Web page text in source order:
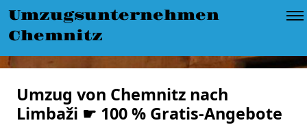
Umzugsunternehmen
Chemnitz
Umzug von Chemnitz nach
Limbaži ☛ 100 % Gratis-Angebote